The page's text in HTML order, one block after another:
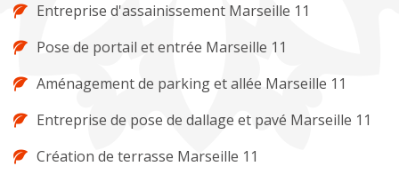
Entreprise d'assainissement Marseille 11
Pose de portail et entrée Marseille 11
Aménagement de parking et allée Marseille 11
Entreprise de pose de dallage et pavé Marseille 11
Création de terrasse Marseille 11